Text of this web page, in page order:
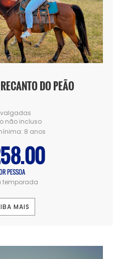
DO PEÃO
não incluso
8 anos
PESSOA
temporada
MAIS